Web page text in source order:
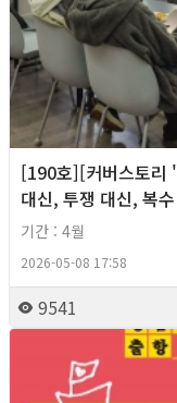
[190호][커버스토리
대신, 투쟁 대신, 복
기간 : 4월
2026-05-08 17:58
9541